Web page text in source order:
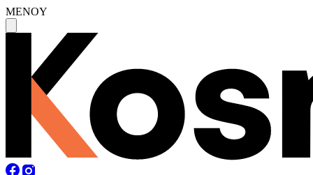
MENOY